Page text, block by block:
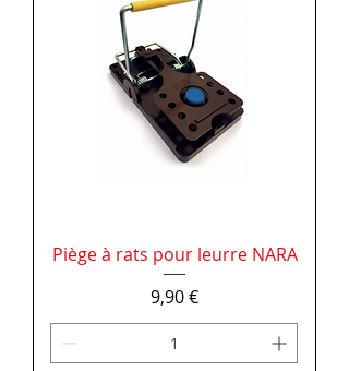
Piège à rats pour leurre NARA
Prix
9,90 €